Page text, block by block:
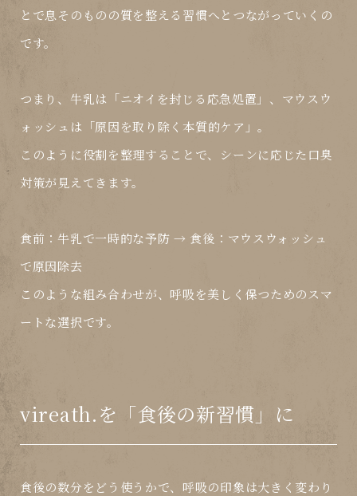
とで息そのものの質を整える習慣へとつながっていくの
です。
つまり、牛乳は「ニオイを封じる応急処置 」、マウスウ
ォッシュは「原因を取り除く本質的ケア 」。
このように役割を整理することで、シーンに応じた口臭
対策が見えてきます。
食前：牛乳で一時的な予防 → 食後：マウスウォッシュ
で原因除去
このような組み合わせが、呼吸を美しく保つためのスマ
ートな選択です。
vireath.を「食後の新習慣」に
食後の数分をどう使うかで、呼吸の印象は大きく変わり